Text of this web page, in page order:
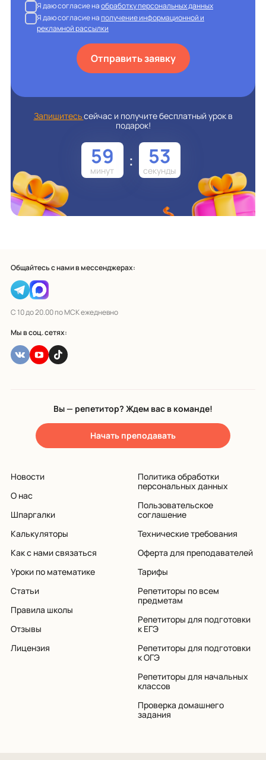
Я даю согласие наобработку персональных данных
Я даю согласие наполучение информационной и
рекламной рассылки
Отправить заявку
Запишитесьсейчас и получите бесплатный урок в
подарок!
59 : 52
Общайтесь с нами в мессенджерах:
С 10 до 20.00 по МСК ежедневно
Мы в соц. сетях:
Вы — репетитор? Ждем вас в команде!
Начать преподавать
Новости
О нас
Шпаргалки
Калькуляторы
Как с нами связаться
Уроки по математике
Статьи
Правила школы
Отзывы
Лицензия
Политика обработки
персональных данных
Пользовательское
соглашение
Технические требования
Оферта для преподавателей
Тарифы
Репетиторы по всем
предметам
Репетиторы для подготовки
к ЕГЭ
Репетиторы для подготовки
к ОГЭ
Репетиторы для начальных
классов
Проверка домашнего
задания